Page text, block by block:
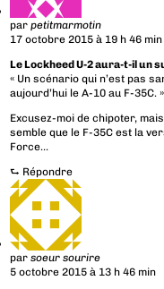
parpetitmarmotin
17 octobre 2015 à 19 h 46 min
Le Lockheed U-2 aura-t-il un
« Un scénario qui n’est pas
aujourd’hui le A-10 au F-35C. »
Excusez-moi de chipoter,
semble que le F-35C est la
Force…
⮑ Répondre
parsoeur sourire
5 octobre 2015 à 13 h 46 min